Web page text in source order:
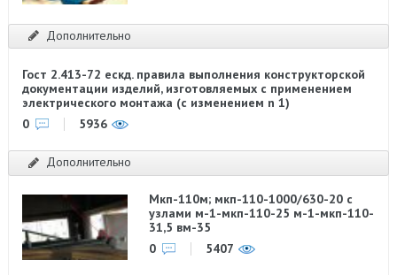
Дополнительно
Гост 2.413-72 ескд. правила выполнения конструкторской
документации изделий, изготовляемых с применением
электрического монтажа (с изменением n 1)
0
5936
Дополнительно
Мкп-110м; мкп-110-1000/630-20 с
узлами м-1-мкп-110-25 м-1-мкп-110-
31,5 вм-35
0
5407